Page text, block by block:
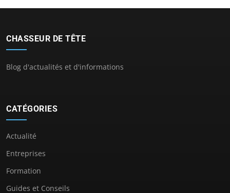
CHASSEUR DE TÊTE
Blog d'actualités et d'informations
CATÉGORIES
Actualité
Entreprises
Formation
Guides et Conseils